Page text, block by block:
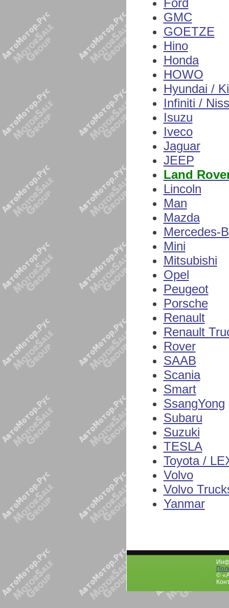
Ford
GMC
GOETZE
Hino
Honda
HOWO
Hyundai /
Infiniti /
Isuzu
Iveco
Jaguar
JEEP
Land
Lincoln
Man
Mazda
Mercedes-
Mini
Mitsubishi
Opel
Peugeot
Porsche
Renault
Renault
Rover
SAAB
Scania
Smart
SsangYong
Subaru
Suzuki
TESLA
Toyota /
Volvo
Volvo
Yanmar
©